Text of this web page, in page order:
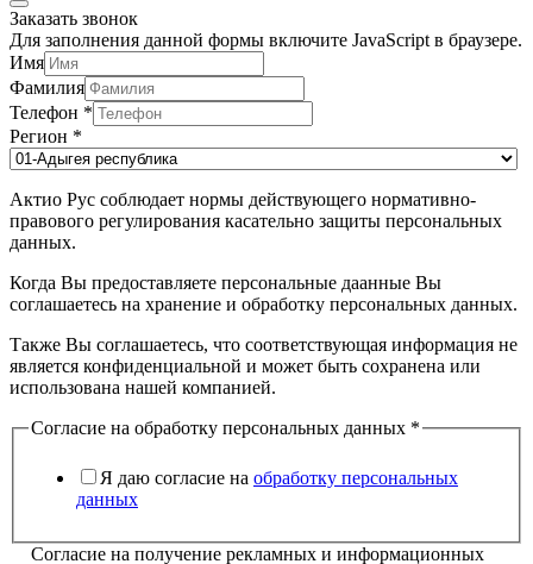
Заказать звонок
Для заполнения данной формы включите JavaScript в браузере.
Имя
Фамилия
Телефон *
Регион *
Актио Рус соблюдает нормы действующего нормативно-
правового регулирования касательно защиты персональных
данных.
Когда Вы предоставляете персональные даанные Вы
соглашаетесь на хранение и обработку персональных данных.
Также Вы соглашаетесь, что соответствующая информация не
является конфиденциальной и может быть сохранена или
использована нашей компанией.
Согласие на обработку персональных данных *
Я даю согласие на обработку персональных
данных
Согласие на получение рекламных и информационных